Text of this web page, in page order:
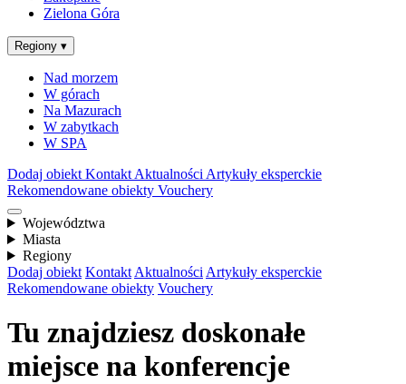
Zielona Góra
Regiony ▾
Nad morzem
W górach
Na Mazurach
W zabytkach
W SPA
Dodaj obiekt Kontakt Aktualności Artykuły eksperckie
Rekomendowane obiekty Vouchery
Województwa
Miasta
Regiony
Dodaj obiekt Kontakt Aktualności Artykuły eksperckie
Rekomendowane obiekty Vouchery
Tu znajdziesz doskonałe
miejsce na konferencje